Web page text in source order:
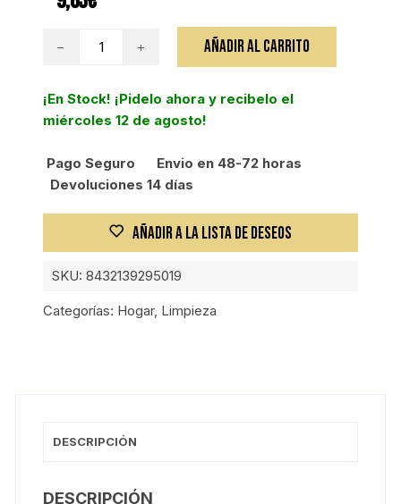
AITANA
MAX
12
AÑADIR AL CARRITO
¡En Stock! ¡Pidelo ahora y recibelo el
miércoles 12 de agosto!
Pago Seguro
Envio en 48-72 horas
Devoluciones 14 días
AÑADIR A LA LISTA DE DESEOS
SKU:8432139295019
Categorías: Hogar, Limpieza
DESCRIPCIÓN
DESCRIPCIÓN